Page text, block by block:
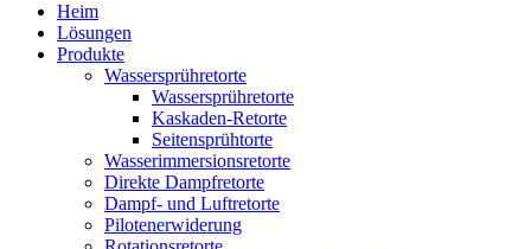
Heim
Lösungen
Produkte
Wassersprühretorte
Wassersprühretorte
Kaskaden-Retorte
Seitensprühtorte
Wasserimmersionsretorte
Direkte Dampfretorte
Dampf- und Luftretorte
Pilotenerwiderung